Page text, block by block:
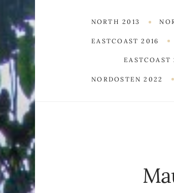
NORTH 2013
EASTCOAST 2016
EASTCOAST
NORDOSTEN 2022